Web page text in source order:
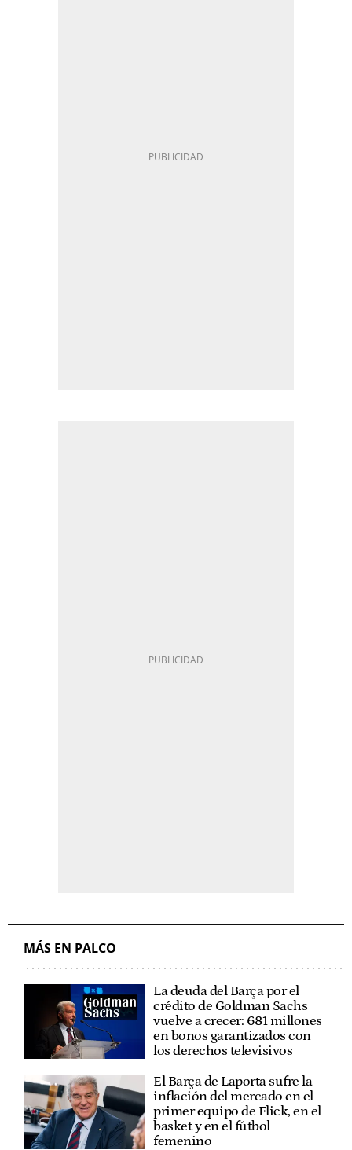
MÁS EN PALCO
La deuda del Barça por el
crédito de Goldman Sachs
vuelve a crecer: 681 millones
en bonos garantizados con
los derechos televisivos
El Barça de Laporta sufre la
inflación del mercado en el
primer equipo de Flick, en el
basket y en el fútbol
femenino